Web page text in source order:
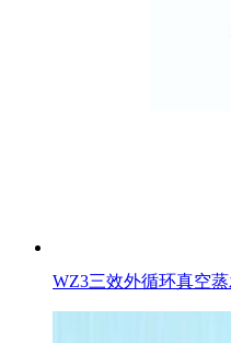
WZ3三效外循环真空